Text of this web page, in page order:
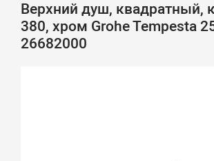
Верхний душ, квадратный,
380, хром Grohe Tempesta
26682000